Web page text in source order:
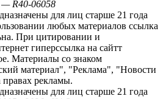
— R40-06058
для лиц старше 21 года
любых материалов ссылка
При цитировании и
гиперссылка на сайтт
Материалы со знаком
материал", "Реклама", "Новости
рекламы.
для лиц старше 21 года